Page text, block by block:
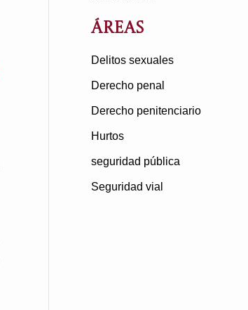
Áreas
Delitos sexuales
Derecho penal
Derecho penitenciario
Hurtos
seguridad pública
Seguridad vial